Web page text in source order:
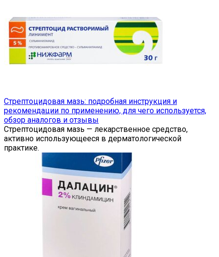
Стрептоцидовая мазь: подробная инструкция и
рекомендации по применению, для чего используется,
обзор аналогов и отзывы
Стрептоцидовая мазь — лекарственное средство,
активно использующееся в дерматологической
практике.